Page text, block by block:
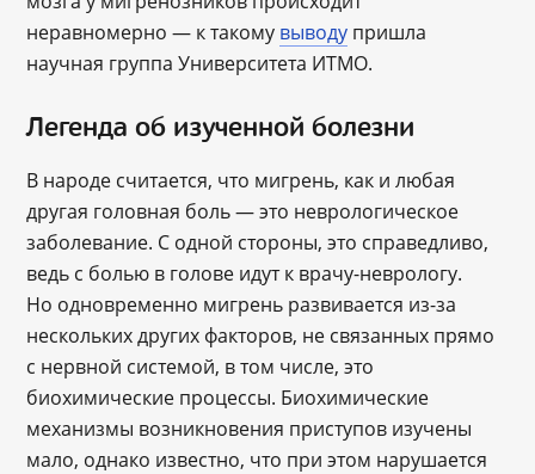
неравномерно — к такому выводу пришла
научная группа Университета ИТМО.
Легенда об изученной болезни
В народе считается, что мигрень, как и любая
другая головная боль — это неврологическое
заболевание. С одной стороны, это справедливо,
ведь с болью в голове идут к врачу-неврологу.
Но одновременно мигрень развивается из-за
нескольких других факторов, не связанных прямо
с нервной системой, в том числе, это
биохимические процессы. Биохимические
механизмы возникновения приступов изучены
мало, однако известно, что при этом нарушается